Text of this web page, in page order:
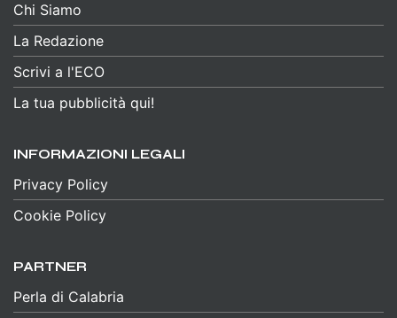
Chi Siamo
La Redazione
Scrivi a l'ECO
La tua pubblicità qui!
INFORMAZIONI LEGALI
Privacy Policy
Cookie Policy
PARTNER
Perla di Calabria